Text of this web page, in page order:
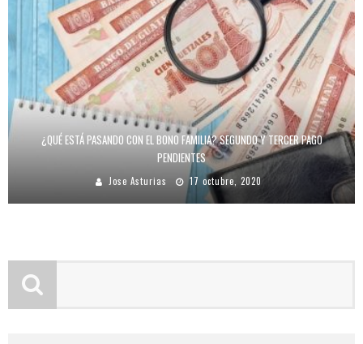
¿QUÉ ESTÁ PASANDO CON EL BONO FAMILIA? SEGUNDO Y TERCER PAGO
PENDIENTES
Jose Asturias 17 octubre, 2020